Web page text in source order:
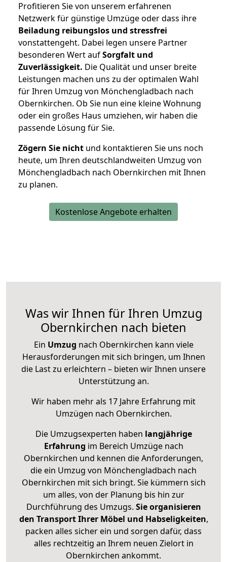
Profitieren Sie von unserem erfahrenen
Netzwerk für günstige Umzüge oder dass ihre
Beiladung reibungslos und stressfrei
vonstattengeht. Dabei legen unsere Partner
besonderen Wert aufSorgfalt und
Zuverlässigkeit. Die Qualität und unser breite
Leistungen machen uns zu der optimalen Wahl
für Ihren Umzug von Mönchengladbach nach
Obernkirchen. Ob Sie nun eine kleine Wohnung
oder ein großes Haus umziehen, wir haben die
passende Lösung für Sie.
Zögern Sie nicht und kontaktieren Sie uns noch
heute, um Ihren deutschlandweiten Umzug von
Mönchengladbach nach Obernkirchen mit Ihnen
zu planen.
Kostenlose Angebote erhalten
Was wir Ihnen für Ihren Umzug
Obernkirchen nach bieten
Ein Umzug nach Obernkirchen kann viele
Herausforderungen mit sich bringen, um Ihnen
die Last zu erleichtern – bieten wir Ihnen unsere
Unterstützung an.
Wir haben mehr als 17 Jahre Erfahrung mit
Umzügen nach Obernkirchen.
Die Umzugsexperten haben langjährige
Erfahrung im Bereich Umzüge nach
Obernkirchen und kennen die Anforderungen,
die ein Umzug von Mönchengladbach nach
Obernkirchen mit sich bringt. Sie kümmern sich
um alles, von der Planung bis hin zur
Durchführung des Umzugs. Sie organisieren
den Transport Ihrer Möbel und Habseligkeiten,
packen alles sicher ein und sorgen dafür, dass
alles rechtzeitig an Ihrem neuen Zielort in
Obernkirchen ankommt.